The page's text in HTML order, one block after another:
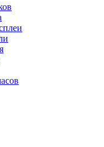
накладки